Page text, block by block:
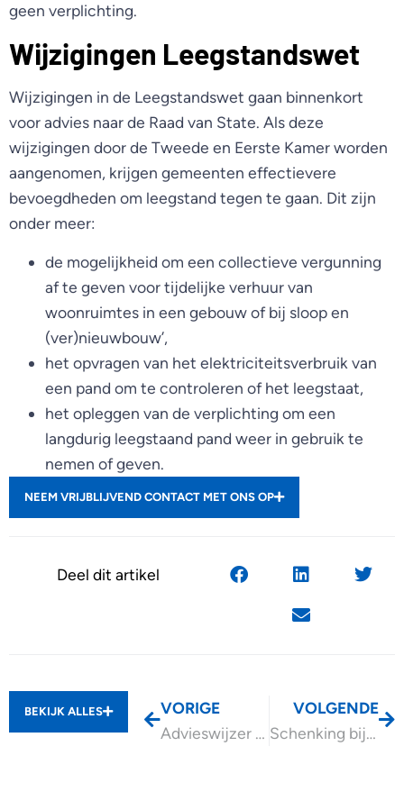
geen verplichting.
Wijzigingen Leegstandswet
Wijzigingen in de Leegstandswet gaan binnenkort
voor advies naar de Raad van State. Als deze
wijzigingen door de Tweede en Eerste Kamer worden
aangenomen, krijgen gemeenten effectievere
bevoegdheden om leegstand tegen te gaan. Dit zijn
onder meer:
de mogelijkheid om een collectieve vergunning
af te geven voor tijdelijke verhuur van
woonruimtes in een gebouw of bij sloop en
(ver)nieuwbouw’,
het opvragen van het elektriciteitsverbruik van
een pand om te controleren of het leegstaat,
het opleggen van de verplichting om een
langdurig leegstaand pand weer in gebruik te
nemen of geven.
NEEM VRIJBLIJVEND CONTACT MET ONS OP
Deel dit artikel
BEKIJK ALLES
VORIGE
Advieswijzer Basisverzekering arbeidsongeschiktheid zelfstandigen (BAZ)
VOLGENDE
Schenking bij borg lening aan bv kind